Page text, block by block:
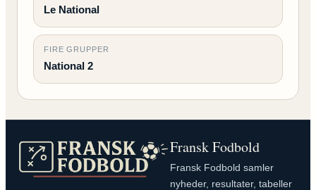
Le National
FIRE GRUPPER
National 2
Fransk Fodbold
Fransk Fodbold samler
nyheder, resultater, tabeller